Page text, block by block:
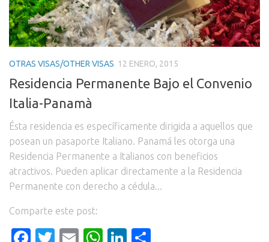
OTRAS VISAS/OTHER VISAS 12 ENERO, 2015
Residencia Permanente Bajo el Convenio
Italia-Panamà
Ésta residencia es específicamente dirigida a aquellos que
posean un pasaporte Italiano. Panamá les otorga una
Residencia Permanente a Italianos con beneficios
atractivos. Pueden aplicar directamente a la Residencia
Permanente con derecho a cédula...
Comparte este post: